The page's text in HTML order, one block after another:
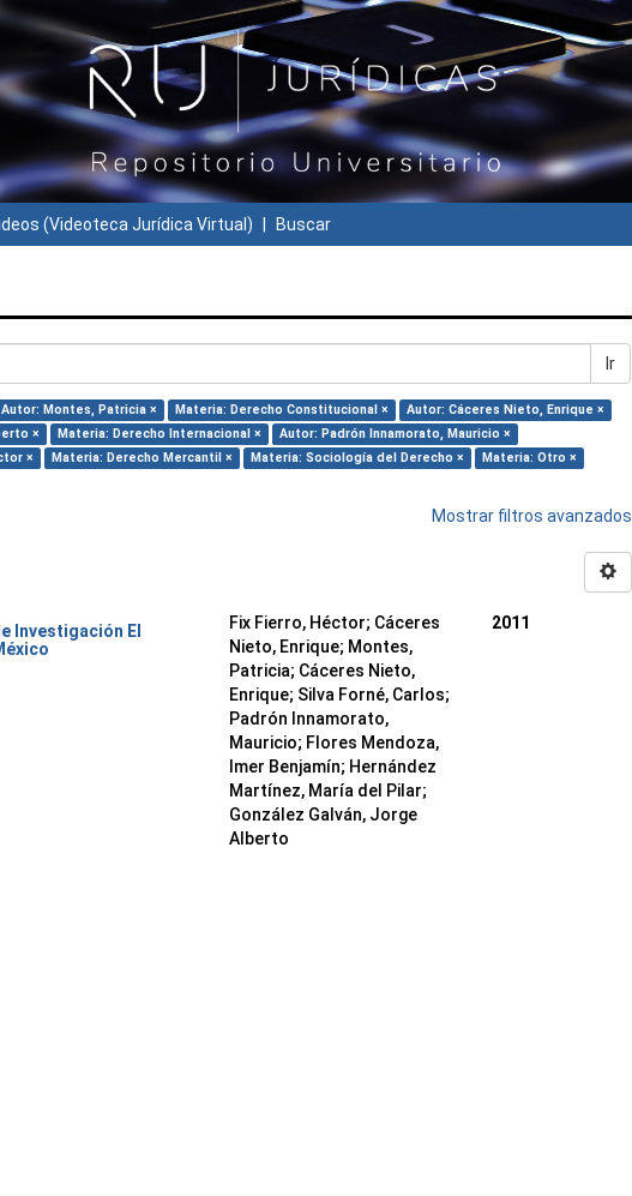
(Videoteca Jurídica Virtual) Buscar
Ir
Autor: Montes, Patricia × Materia: Derecho Constitucional ×
Autor: Cáceres Nieto, Enrique ×
× Materia: Derecho Internacional ×
Autor: Padrón Innamorato, Mauricio ×
× Materia: Derecho Mercantil × Materia: Sociología del Derecho ×
Materia: Otro ×
Mostrar filtros avanzados
Investigación El
Fix Fierro, Héctor; Cáceres
Nieto, Enrique; Montes,
Patricia; Cáceres Nieto,
Enrique; Silva Forné, Carlos;
Padrón Innamorato,
Mauricio; Flores Mendoza,
Imer Benjamín; Hernández
Martínez, María del Pilar;
González Galván, Jorge
Alberto
2011